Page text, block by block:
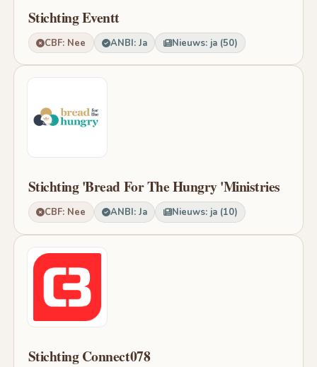
Stichting Eventt
CBF: Nee ANBI: Ja Nieuws: ja (50)
Stichting 'Bread For The Hungry 'Ministries
CBF: Nee ANBI: Ja Nieuws: ja (10)
Stichting Connect078